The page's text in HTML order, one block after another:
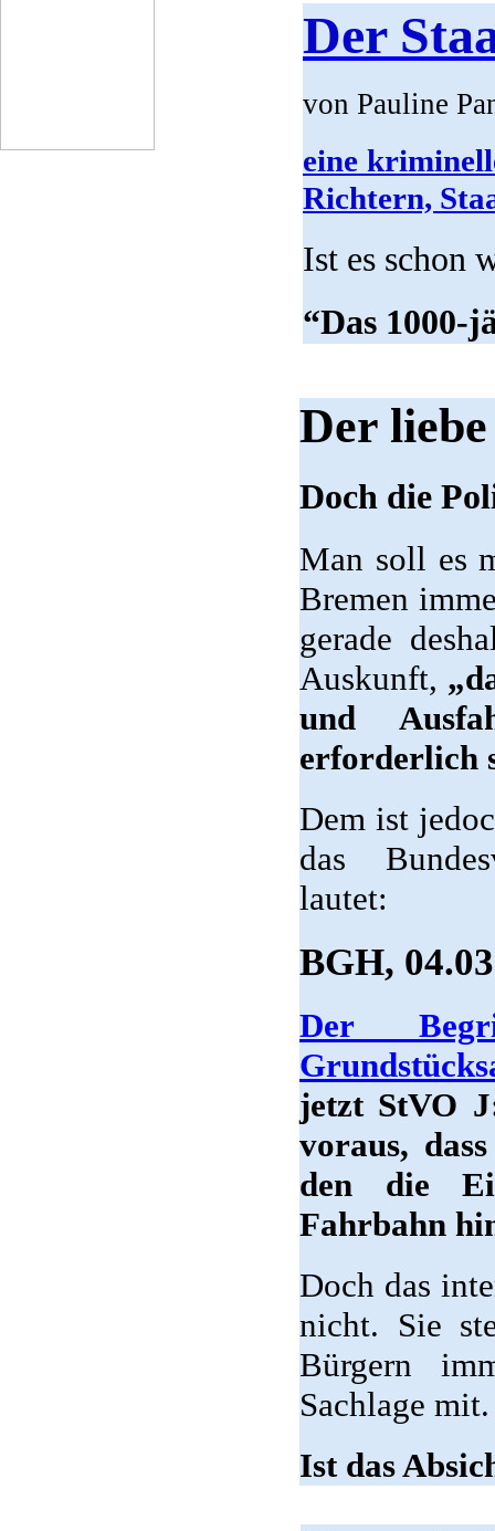
Der
von Pauline
eine
Richtern,
Ist es schon
“Das 1000-
Der
Doch die
Man soll es
Bremen
gerade
Auskunft,
und
erforderlich
Dem ist
das
lautet:
BGH,
Der
jetzt StVO
voraus,
den die
Fahrbahn
Doch das
nicht. Sie
Bürgern
Sachlage mit.
Ist das